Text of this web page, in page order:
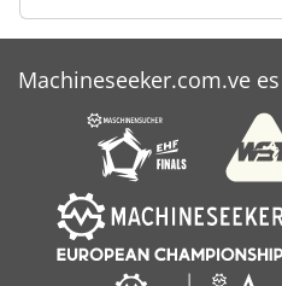
Nakamura As 200
Ng 200
Machineseeker.com.ve